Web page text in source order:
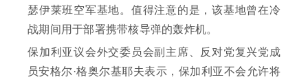
瑟伊莱班空军基地。值得注意的是，该基地曾在冷
战期间用于部署携带核导弹的轰炸机。
保加利亚议会外交委员会副主席、反对党复兴党成
员安格尔·格奥尔基耶夫表示，保加利亚不会允许将